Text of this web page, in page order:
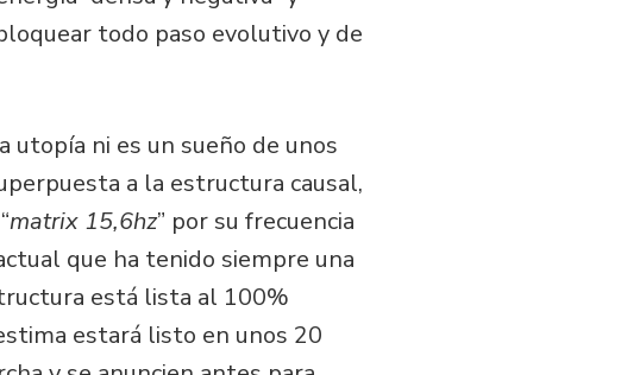
todo paso evolutivo y de
utopía ni es un sueño de unos
a la estructura causal,
matrix 15,6hz” por su frecuencia
que ha tenido siempre una
está lista al 100%
estará listo en unos 20